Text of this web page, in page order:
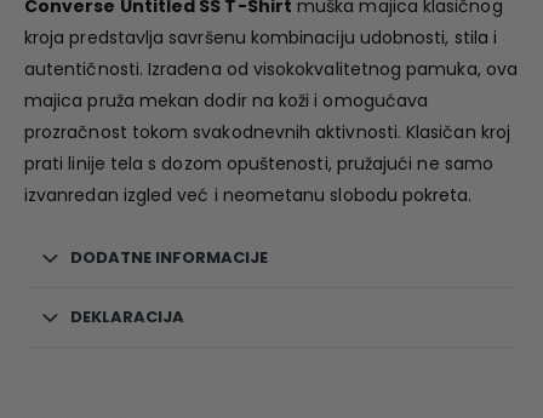
Converse Untitled SS T-Shirt muška majica klasičnog
kroja predstavlja savršenu kombinaciju udobnosti, stila i
autentičnosti. Izrađena od visokokvalitetnog pamuka, ova
majica pruža mekan dodir na koži i omogućava
prozračnost tokom svakodnevnih aktivnosti. Klasičan kroj
prati linije tela s dozom opuštenosti, pružajući ne samo
izvanredan izgled već i neometanu slobodu pokreta.
DODATNE INFORMACIJE
DEKLARACIJA